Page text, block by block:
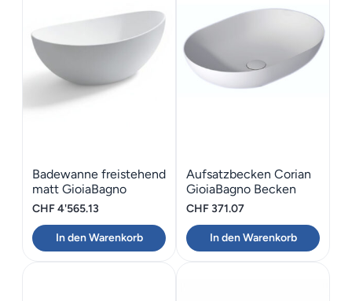
Badewanne freistehend
matt GioiaBagno
Wanne Barca-166
CHF4'565.13
In den Warenkorb
Aufsatzbecken Corian
GioiaBagno Becken
Venus-52
CHF371.07
In den Warenkorb